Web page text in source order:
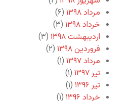
مرداد ۱۳۹۸
(۶)
خرداد ۱۳۹۸
(۳)
اردیبهشت ۱۳۹۸
(۳)
فروردین ۱۳۹۸
(۲)
مرداد ۱۳۹۷
(۱)
تیر ۱۳۹۷
(۱)
تیر ۱۳۹۶
(۱)
خرداد ۱۳۹۶
(۱)